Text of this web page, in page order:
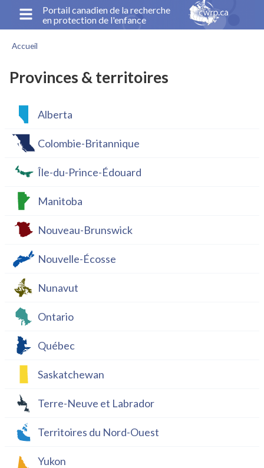
principal
Portail canadien de la recherche
en protection de l'enfance
d'Ariane
Accueil
Provinces & territoires
Alberta
Colombie-Britannique
Île-du-Prince-Édouard
Manitoba
Nouveau-Brunswick
Nouvelle-Écosse
Nunavut
Ontario
Québec
Saskatchewan
Terre-Neuve et Labrador
Territoires du Nord-Ouest
Yukon